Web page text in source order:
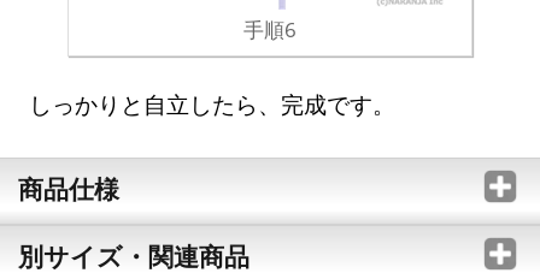
手順6
しっかりと自立したら、完成です。
商品仕様
別サイズ・関連商品